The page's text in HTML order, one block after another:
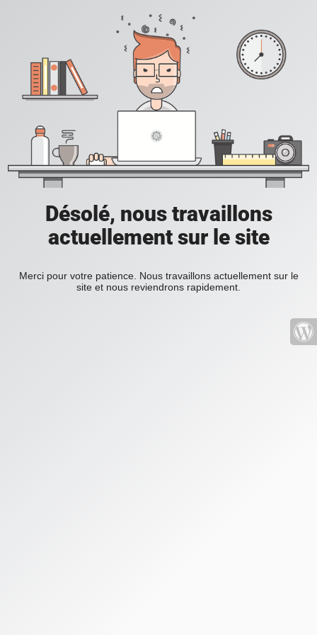
Désolé, nous travaillons
actuellement sur le site
Merci pour votre patience. Nous travaillons actuellement sur le
site et nous reviendrons rapidement.